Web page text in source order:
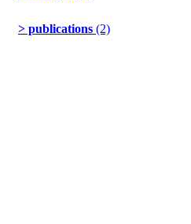
> publications (2)